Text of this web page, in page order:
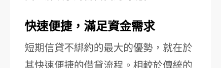
快速便捷，滿足資金需求
短期信貸不綁約的最大的優勢，就在於
其快速便捷的借貸流程。相較於傳統的